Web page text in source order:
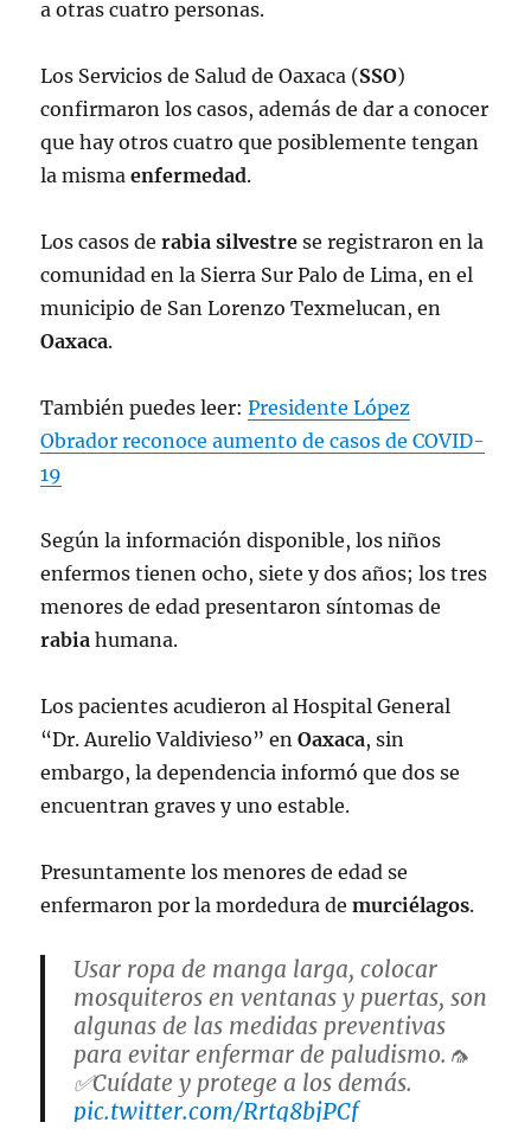
a otras cuatro personas.
Los Servicios de Salud de Oaxaca (SSO)
confirmaron los casos, además de dar a conocer
que hay otros cuatro que posiblemente tengan
la mismaenfermedad.
Los casos derabia silvestre se registraron en la
comunidad en la Sierra Sur Palo de Lima, en el
municipio de San Lorenzo Texmelucan, en
Oaxaca.
También puedes leer:Presidente López
Obrador reconoce aumento de casos de COVID-
19
Según la información disponible, los niños
enfermos tienen ocho, siete y dos años; los tres
menores de edad presentaron síntomas de
rabia humana.
Los pacientes acudieron al Hospital General
“Dr. Aurelio Valdivieso” enOaxaca, sin
embargo, la dependencia informó que dos se
encuentran graves y uno estable.
Presuntamente los menores de edad se
enfermaron por la mordedura demurciélagos.
Usar ropa de manga larga, colocar
mosquiteros en ventanas y puertas, son
algunas de las medidas preventivas
para evitar enfermar de paludismo.🦟
✅Cuídate y protege a los demás.
pic.twitter.com/Rrtg8bjPCf